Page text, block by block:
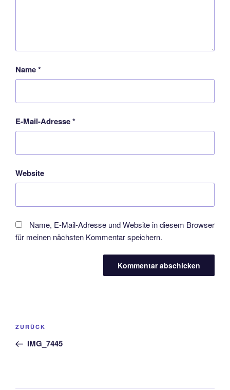
Name*
E-Mail-Adresse*
Website
Name, E-Mail-Adresse und Website in diesem Browser
für meinen nächsten Kommentar speichern.
Beitragsnavigation
Vorheriger
Beitrag
ZURÜCK
IMG_7445